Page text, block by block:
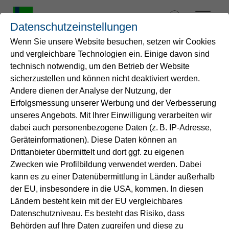
springen
Startseite
Wasser
Service
Energie
B2B-Lösungen
Unternehmen
Datenschutzeinstellungen
Wenn Sie unsere Website besuchen, setzen wir Cookies
und vergleichbare Technologien ein. Einige davon sind
technisch notwendig, um den Betrieb der Website
sicherzustellen und können nicht deaktiviert werden.
Andere dienen der Analyse der Nutzung, der
Erfolgsmessung unserer Werbung und der Verbesserung
unseres Angebots. Mit Ihrer Einwilligung verarbeiten wir
dabei auch personenbezogene Daten (z. B. IP-Adresse,
Geräteinformationen). Diese Daten können an
Drittanbieter übermittelt und dort ggf. zu eigenen
Zwecken wie Profilbildung verwendet werden. Dabei
kann es zu einer Datenübermittlung in Länder außerhalb
der EU, insbesondere in die USA, kommen. In diesen
Ländern besteht kein mit der EU vergleichbares
Datenschutzniveau. Es besteht das Risiko, dass
Behörden auf Ihre Daten zugreifen und diese zu